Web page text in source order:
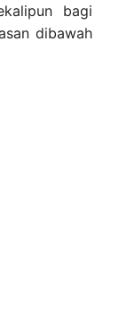
bagi
dibawah